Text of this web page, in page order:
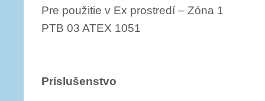
Pre použitie v Ex prostredí – Zóna 1
PTB 03 ATEX 1051
Príslušenstvo